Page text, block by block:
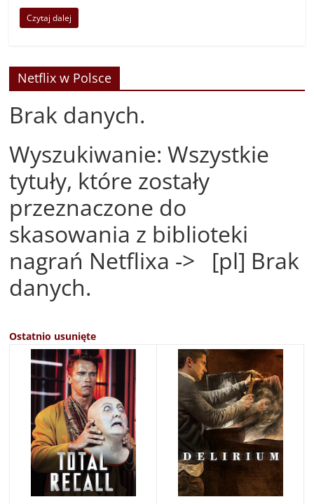
Czytaj dalej
Netflix w Polsce
Brak danych.
Wyszukiwanie: Wszystkie
tytuły, które zostały
przeznaczone do
skasowania z biblioteki
nagrań Netflixa -> [pl] Brak
danych.
Ostatnio usunięte